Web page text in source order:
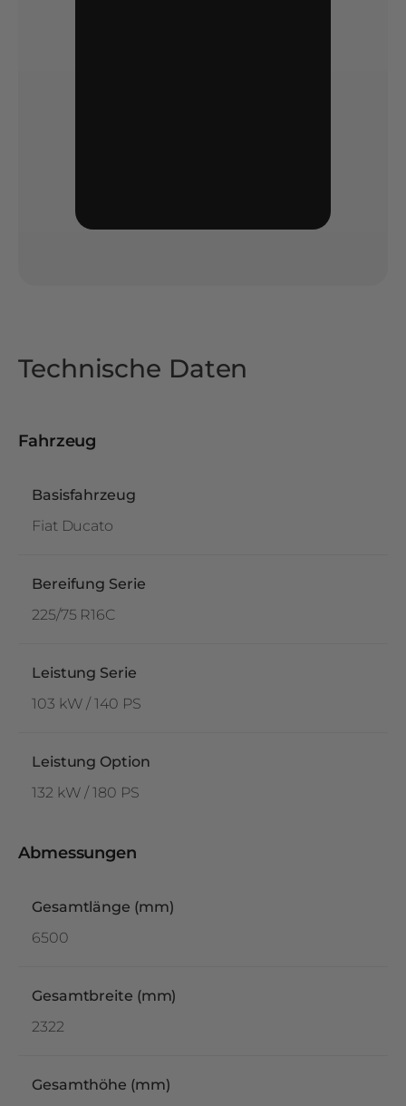
Technische Daten
Fahrzeug
Basisfahrzeug
Fiat Ducato
Bereifung Serie
225/75 R16C
Leistung Serie
103 kW / 140 PS
Leistung Option
132 kW / 180 PS
Abmessungen
Gesamtlänge (mm)
6500
Gesamtbreite (mm)
2322
Gesamthöhe (mm)